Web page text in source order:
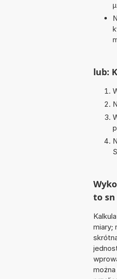
lub:
to sn
miary;